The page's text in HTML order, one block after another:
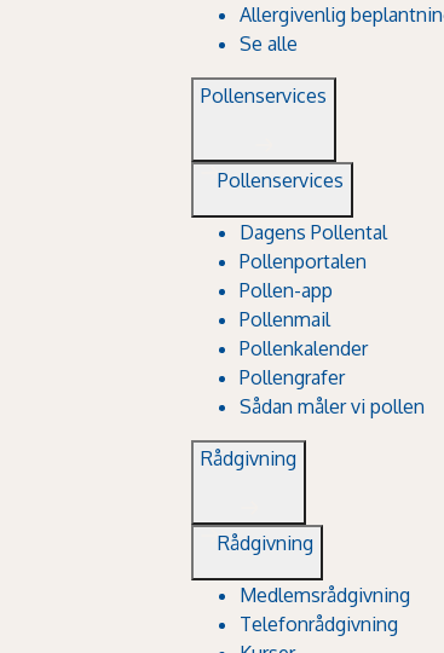
Allergivenlig
Se alle
Pollenservices
Pollenservices
Dagens Pollental
Pollenportalen
Pollen-app
Pollenmail
Pollenkalender
Pollengrafer
Sådan måler vi pollen
Rådgivning
Rådgivning
Medlemsrådgivning
Telefonrådgivning